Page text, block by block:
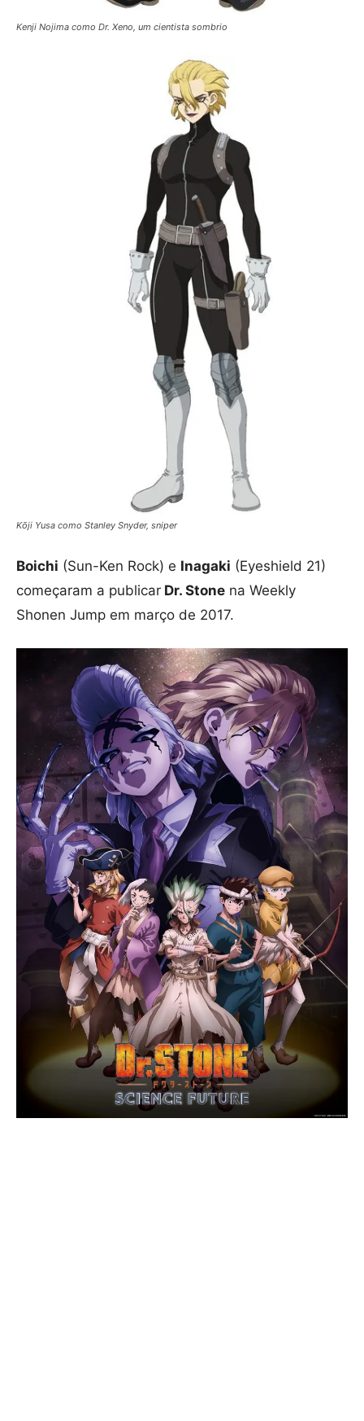
Kenji Nojima como Dr. Xeno, um cientista sombrio
Kōji Yusa como Stanley Snyder, sniper
Boichi (Sun-Ken Rock) e Inagaki (Eyeshield 21)
começaram a publicar Dr. Stone na Weekly
Shonen Jump em março de 2017.